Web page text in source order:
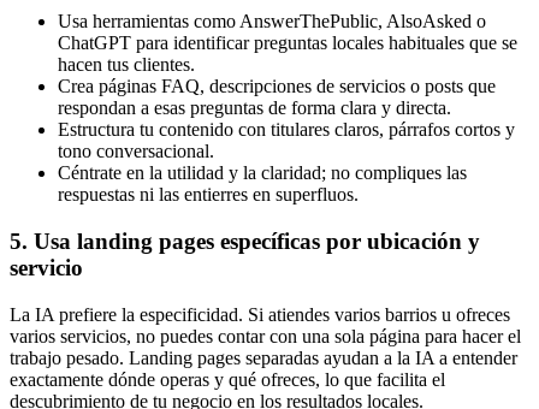
Usa herramientas como AnswerThePublic, AlsoAsked o
ChatGPT para identificar preguntas locales habituales que se
hacen tus clientes.
Crea páginas FAQ, descripciones de servicios o posts que
respondan a esas preguntas de forma clara y directa.
Estructura tu contenido con titulares claros, párrafos cortos y
tono conversacional.
Céntrate en la utilidad y la claridad; no compliques las
respuestas ni las entierres en superfluos.
5. Usa landing pages específicas por ubicación y
servicio
La IA prefiere la especificidad. Si atiendes varios barrios u ofreces
varios servicios, no puedes contar con una sola página para hacer el
trabajo pesado. Landing pages separadas ayudan a la IA a entender
exactamente dónde operas y qué ofreces, lo que facilita el
descubrimiento de tu negocio en los resultados locales.